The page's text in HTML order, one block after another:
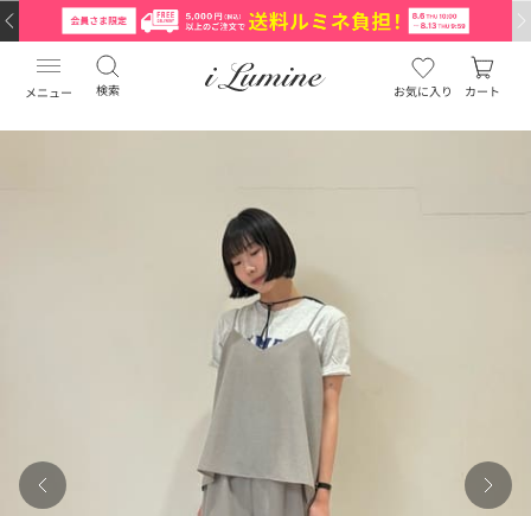
メニュー 検索 お気に入り カート